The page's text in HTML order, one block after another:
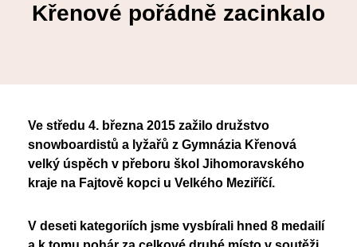
Virtuální prohlídka
Maturitní zkoušky
Pěvecký sbor
Studentský parlament
PoŠkole
Křenoviny
Školní knihovna
Erasmus+
Klub absolventů
Nadační fond
Školská rada
Dokumenty školy
Křenové pořádně zacinkalo
Ve středu 4. března 2015 zažilo družstvo
snowboardistů a lyžařů z Gymnázia Křenová
velký úspěch v přeboru škol Jihomoravského
kraje na Fajtově kopci u Velkého Meziříčí.
V deseti kategoriích jsme vysbírali hned 8 medailí